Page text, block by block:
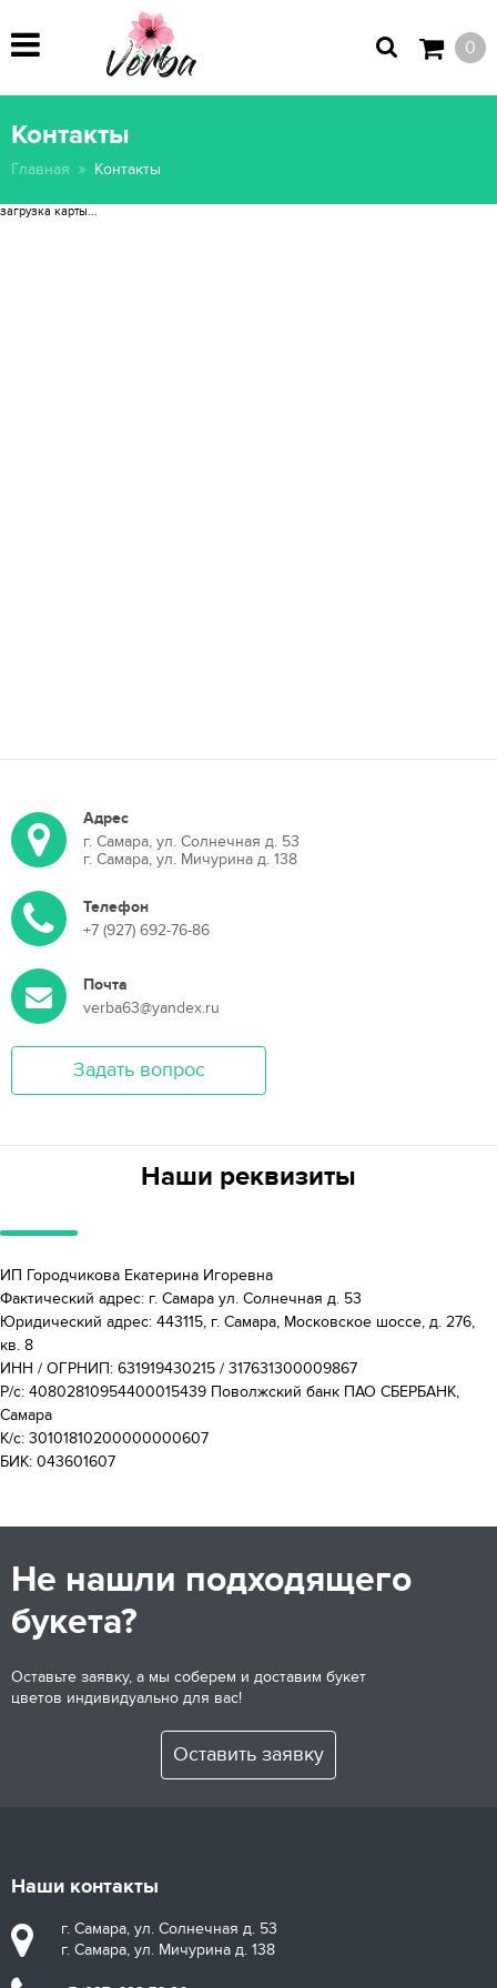
0
Контакты
Главная Контакты
загрузка карты...
Адрес
г. Самара, ул. Солнечная д. 53
г. Самара, ул. Мичурина д. 138
Телефон
+7 (927) 692-76-86
Почта
verba63@yandex.ru
Задать вопрос
Наши реквизиты
ИП Городчикова Екатерина Игоревна
Фактический адрес: г. Самара ул. Солнечная д. 53
Юридический адрес: 443115, г. Самара, Московское шоссе, д. 276,
кв. 8
ИНН / ОГРНИП: 631919430215 / 317631300009867
Р/с: 40802810954400015439 Поволжский банк ПАО СБЕРБАНК,
Самара
К/с: 30101810200000000607
БИК: 043601607
Не нашли подходящего
букета?
Оставьте заявку, а мы соберем и доставим букет
цветов индивидуально для вас!
Оставить заявку
Наши контакты
г. Самара, ул. Солнечная д. 53
г. Самара, ул. Мичурина д. 138